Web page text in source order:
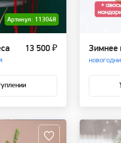
Артикул: 113048
13 500 ₽ Зимнее